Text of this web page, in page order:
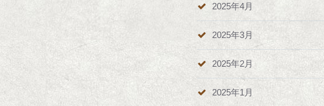
2025年4月
2025年3月
2025年2月
2025年1月